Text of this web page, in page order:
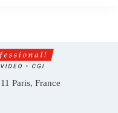
Paris, France